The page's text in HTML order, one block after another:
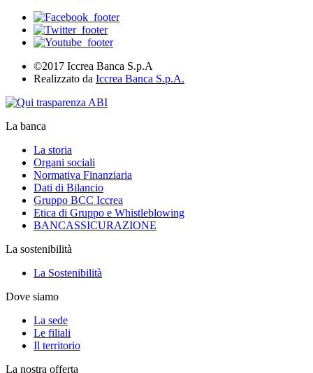
©2017 Iccrea Banca S.p.A
Realizzato da Iccrea Banca S.p.A.
La banca
La storia
Organi sociali
Normativa Finanziaria
Dati di Bilancio
Gruppo BCC Iccrea
Etica di Gruppo e Whistleblowing
BANCASSICURAZIONE
La sostenibilità
La Sostenibilità
Dove siamo
La sede
Le filiali
Il territorio
La nostra offerta